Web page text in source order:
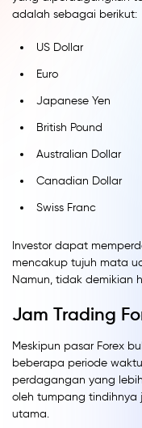
adalah sebagai berikut:
US Dollar
Euro
Japanese Yen
British Pound
Australian Dollar
Canadian Dollar
Swiss Franc
Investor dapat
mencakup tujuh mata
Namun, tidak demikian
Jam Trading
Meskipun pasar Forex
beberapa periode
perdagangan yang
oleh tumpang
utama.